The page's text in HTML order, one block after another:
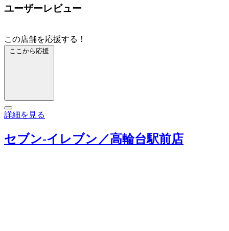
ユーザーレビュー
この店舗を応援する！
ここから応援
詳細を見る
セブン‐イレブン／高輪台駅前店